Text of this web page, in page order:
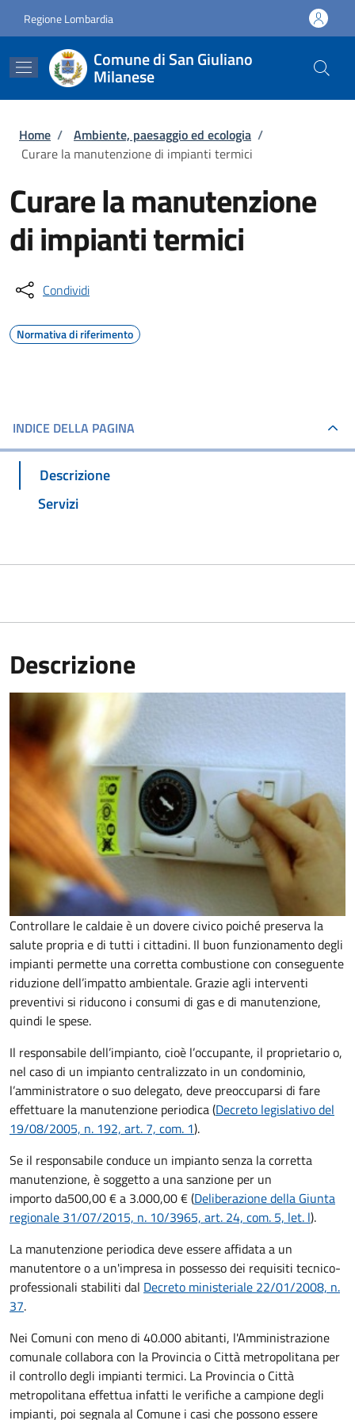
Regione Lombardia
Comune di San Giuliano
Milanese
Briciole di pane
Home / Ambiente, paesaggio ed ecologia /
Curare la manutenzione di impianti termici
Curare la manutenzione
di impianti termici
Condividi
Normativa di riferimento
INDICE DELLA PAGINA
Descrizione
Servizi
Descrizione
Controllare le caldaie è un dovere civico poiché preserva la
salute propria e di tutti i cittadini. Il buon funzionamento degli
impianti permette una corretta combustione con conseguente
riduzione dell’impatto ambientale. Grazie agli interventi
preventivi si riducono i consumi di gas e di manutenzione,
quindi le spese.
Il responsabile dell’impianto, cioè l’occupante, il proprietario o,
nel caso di un impianto centralizzato in un condominio,
l’amministratore o suo delegato, deve preoccuparsi di fare
effettuare la manutenzione periodica (Decreto legislativo del
19/08/2005, n. 192, art. 7, com. 1).
Se il responsabile conduce un impianto senza la corretta
manutenzione, è soggetto a una sanzione per un
importo da500,00 € a 3.000,00 € (Deliberazione della Giunta
regionale 31/07/2015, n. 10/3965, art. 24, com. 5, let. l).
La manutenzione periodica deve essere affidata a un
manutentore o a un'impresa in possesso dei requisiti tecnico-
professionali stabiliti dal Decreto ministeriale 22/01/2008, n.
37.
Nei Comuni con meno di 40.000 abitanti, l'Amministrazione
comunale collabora con la Provincia o Città metropolitana per
il controllo degli impianti termici. La Provincia o Città
metropolitana effettua infatti le verifiche a campione degli
impianti, poi segnala al Comune i casi che possono essere